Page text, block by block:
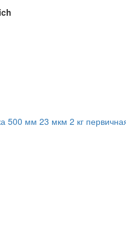
500 мм 23 мкм 2 кг